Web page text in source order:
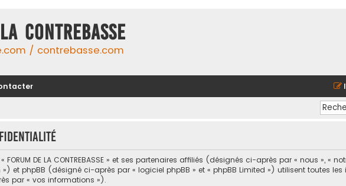
CONTREBASSE
/ contrebasse.com
DE LA CONTREBASSE » et ses partenaires affiliés (désignés ci-après par « nous », « notre
») et phpBB (désigné ci-après par « logiciel phpBB » et « phpBB Limited ») utilisent toutes
par « vos informations »).